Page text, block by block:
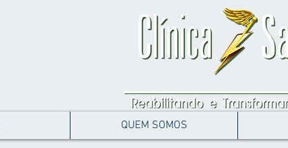
QUEM SOMOS